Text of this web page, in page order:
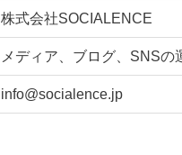
株式会社SOCIALENCE
メディア、ブログ、SNSの
info@socialence.jp